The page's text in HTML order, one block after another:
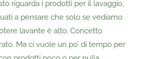
riguarda i prodotti per il lavaggio,
a pensare che solo se vediamo
lavante è alto. Concetto
Ma ci vuole un po’ di tempo per